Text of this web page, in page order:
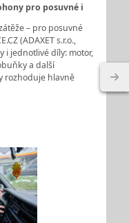
pro posuvné i
– pro posuvné
(ADAXET s.r.o.,
i jednotlivé díly: motor,
a další
rozhoduje hlavně